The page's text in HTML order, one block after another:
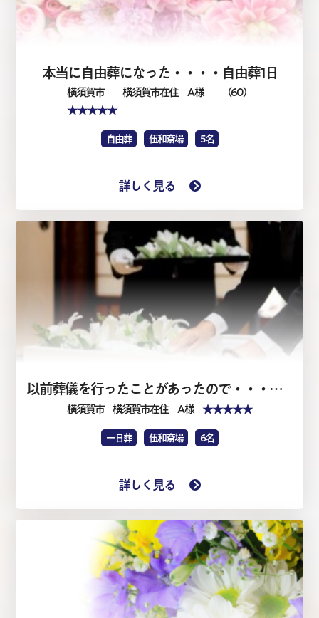
本当に自由葬になった・・・・自由葬1日
横須賀市 横須賀市在住 A 様 （60）
★★★★★
自由葬 伍和斎場 5名
詳しく見る
以前葬儀を行ったことがあったので・・・・家族葬1日（仏式）
横須賀市 横須賀市在住 A 様 ★★★★★
一日葬 伍和斎場 6名
詳しく見る